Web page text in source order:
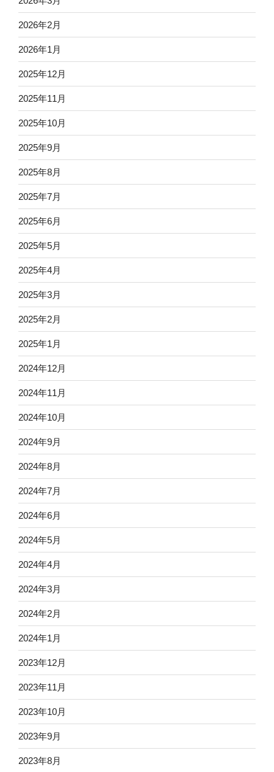
2026年2月
2026年1月
2025年12月
2025年11月
2025年10月
2025年9月
2025年8月
2025年7月
2025年6月
2025年5月
2025年4月
2025年3月
2025年2月
2025年1月
2024年12月
2024年11月
2024年10月
2024年9月
2024年8月
2024年7月
2024年6月
2024年5月
2024年4月
2024年3月
2024年2月
2024年1月
2023年12月
2023年11月
2023年10月
2023年9月
2023年8月